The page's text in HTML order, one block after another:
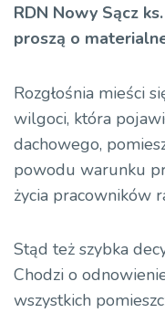
RDN Nowy Sącz
proszą o
Rozgłośnia mieści
wilgoci, która
dachowego,
powodu warunku
życia pracowników
Stąd też szybka
Chodzi o
wszystkich